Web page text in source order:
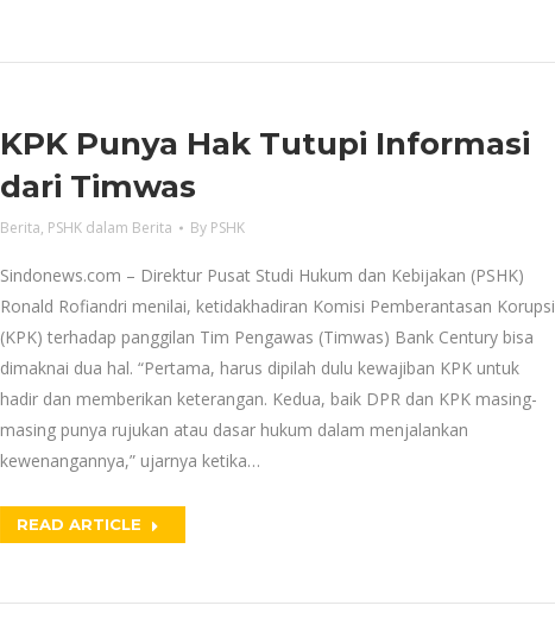
KPK Punya Hak Tutupi Informasi
dari Timwas
Berita, PSHK dalam Berita By PSHK
Sindonews.com – Direktur Pusat Studi Hukum dan Kebijakan (PSHK)
Ronald Rofiandri menilai, ketidakhadiran Komisi Pemberantasan Korupsi
(KPK) terhadap panggilan Tim Pengawas (Timwas) Bank Century bisa
dimaknai dua hal. “Pertama, harus dipilah dulu kewajiban KPK untuk
hadir dan memberikan keterangan. Kedua, baik DPR dan KPK masing-
masing punya rujukan atau dasar hukum dalam menjalankan
kewenangannya,” ujarnya ketika…
READ ARTICLE